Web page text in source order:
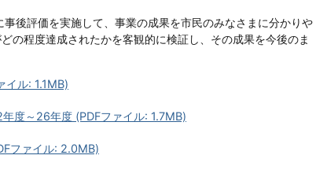
後評価を実施して、事業の成果を市民のみなさまに分かりや
の程度達成されたかを客観的に検証し、その成果を今後のま
イル: 1.1MB)
度～26年度 (PDFファイル: 1.7MB)
ファイル: 2.0MB)